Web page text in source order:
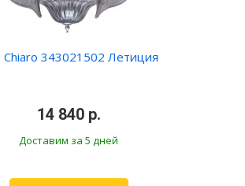
Chiaro 343021502 Летиция
14 840 р.
Доставим за 5 дней